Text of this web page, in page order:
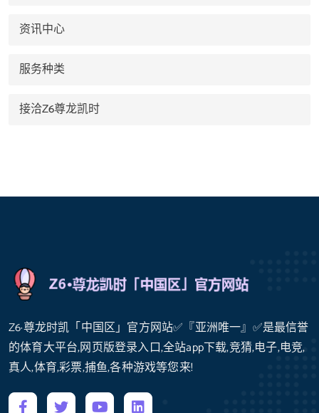
资讯中心
服务种类
接洽Z6尊龙凯时
Z6·尊龙时凯「中国区」官方网站✅『亚洲唯一』✅是最信誉
的体育大平台,网页版登录入口,全站app下载,竞猜,电子,电竞,
真人,体育,彩票,捕鱼,各种游戏等您来!